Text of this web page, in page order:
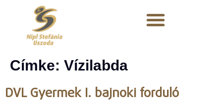
Címke: Vízilabda
DVL Gyermek I. bajnoki forduló